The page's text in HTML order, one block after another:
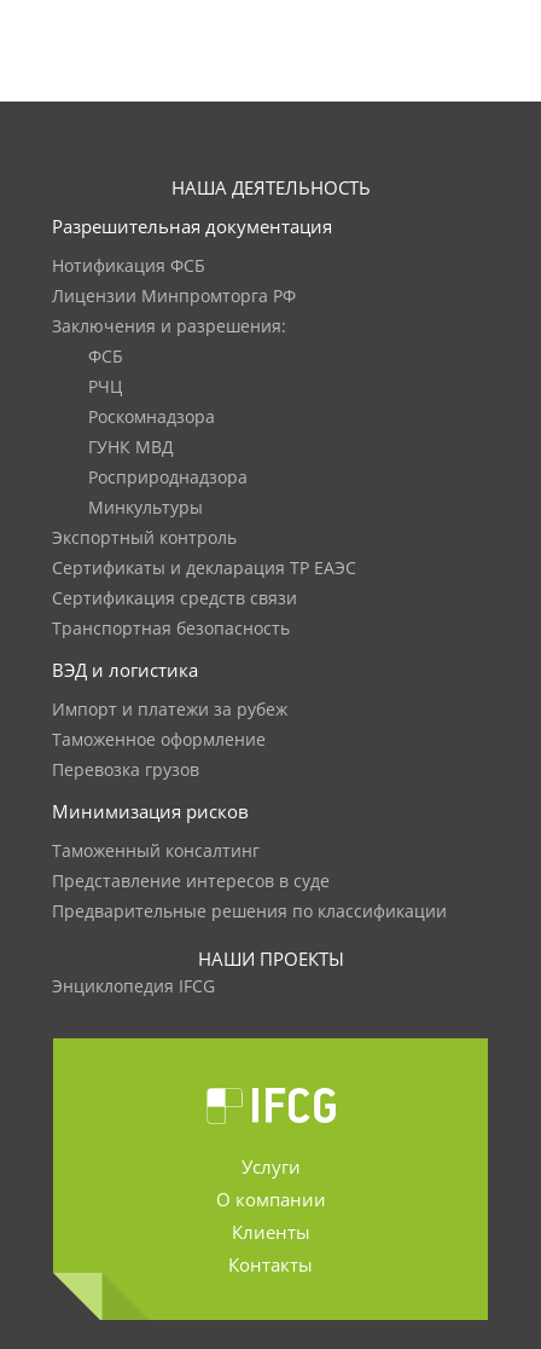
НАША ДЕЯТЕЛЬНОСТЬ
Разрешительная документация
Нотификация ФСБ
Лицензии Минпромторга РФ
Заключения и разрешения:
ФСБ
РЧЦ
Роскомнадзора
ГУНК МВД
Росприроднадзора
Минкультуры
Экспортный контроль
Сертификаты и декларация ТР ЕАЭС
Сертификация средств связи
Транспортная безопасность
ВЭД и логистика
Импорт и платежи за рубеж
Таможенное оформление
Перевозка грузов
Минимизация рисков
Таможенный консалтинг
Представление интересов в суде
Предварительные решения по классификации
НАШИ ПРОЕКТЫ
Энциклопедия IFCG
Услуги
О компании
Клиенты
Контакты